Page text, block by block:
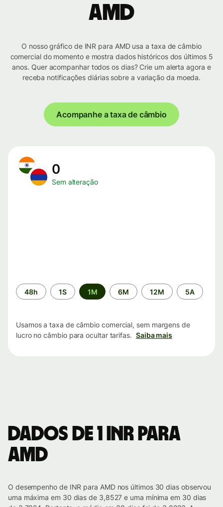
AMD
O nosso gráfico de INR para AMD usa a taxa de câmbio
comercial do momento e mostra dados históricos dos últimos 5
anos. Quer acompanhar todos os dias? Crie um alerta agora e
receba notificações diárias sobre a variação da moeda.
Acompanhe a taxa de câmbio
0
Sem alteração
Período
de
48h 1S 1M 6M 12M 5A
Usamos a taxa de câmbio comercial, sem margens de
lucro no câmbio para ocultar tarifas. Saiba mais
Dados de 1 INR para
AMD
O desempenho de INR para AMD nos últimos 30 dias observou
uma máxima em 30 dias de 3,8527 e uma mínima em 30 dias